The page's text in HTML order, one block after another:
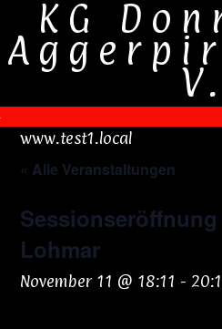
springen
KG
V.
www.test1.local
« Alle Veranstaltungen
Lohmar
November 11 @ 18:11 -